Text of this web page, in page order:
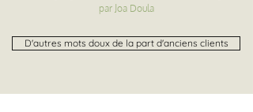
par Joa Doula
D'autres mots doux de la part d'anciens clients